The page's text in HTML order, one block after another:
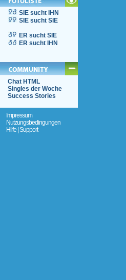
SIE sucht IHN
SIE sucht SIE
ER sucht SIE
ER sucht IHN
Chat HTML
Singles der Woche
Success Stories
Impressum
Nutzungsbedingungen
Hilfe | Support